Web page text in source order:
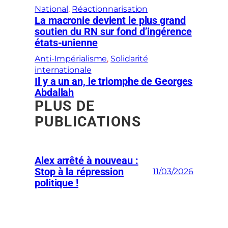
National , Réactionnarisation
La macronie devient le plus grand
soutien du RN sur fond d’ingérence
états-unienne
Anti-Impérialisme, Solidarité
internationale
Il y a un an, le triomphe de Georges
Abdallah
PLUS DE
PUBLICATIONS
Alex arrêté à nouveau :
Stop à la répression
politique !
11/03/2026